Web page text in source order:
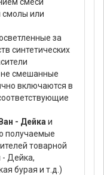
смолы или
за
синтетических
смешанные
включаются в
- Дейка и
получаемые
товарной
- Дейка,
бурая и т.д.)